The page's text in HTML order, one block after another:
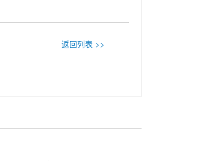
返回列表 >>